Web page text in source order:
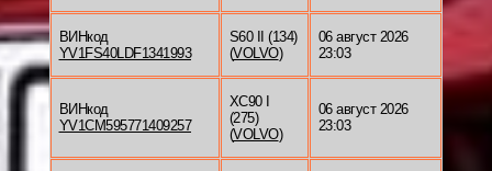
ВИНкод
YV1FS40LDF1341993
S60 II (134)
(VOLVO)
06 август 2026
23:03
ВИНкод
YV1CM595771409257
XC90 I
(275)
(VOLVO)
06 август 2026
23:03